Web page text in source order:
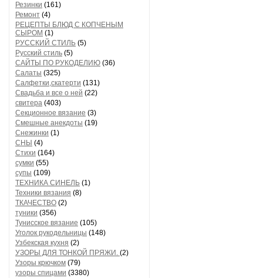
Резинки (161)
Ремонт (4)
РЕЦЕПТЫ БЛЮД С КОПЧЕНЫМ
СЫРОМ (1)
РУССКИЙ СТИЛЬ (5)
Русский стиль (5)
САЙТЫ ПО РУКОДЕЛИЮ (36)
Салаты (325)
Салфетки,скатерти (131)
Свадьба и все о ней (22)
свитера (403)
Секционное вязание (3)
Смешные анекдоты (19)
Снежинки (1)
СНЫ (4)
Стихи (164)
сумки (55)
супы (109)
ТЕХНИКА СИНЕЛЬ (1)
Техники вязания (8)
ТКАЧЕСТВО (2)
туники (356)
Тунисское вязание (105)
Уголок рукодельницы (148)
Узбекская кухня (2)
УЗОРЫ ДЛЯ ТОНКОЙ ПРЯЖИ. (2)
Узоры крючком (79)
узоры спицами (3380)